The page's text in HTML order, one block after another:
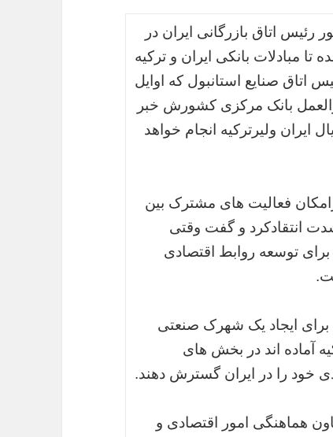
اتاق بازرگانی ایران در
مبادلات بانکی ایران و ترکیه
اتاق صنایع استانبول که اوایل
بانک مرکزی کشورش خبر
ایران ولیرترکیه انجام خواهد
فعالیت های مشترک بین
انتقادکرد و گفت وقتی
توسعه روابط اقتصادی
برای ایجاد یک شهرک صنعتی
آماده اند در بخش های
خود را در ایران گسترش دهند.
هماهنگی امور اقتصادی و